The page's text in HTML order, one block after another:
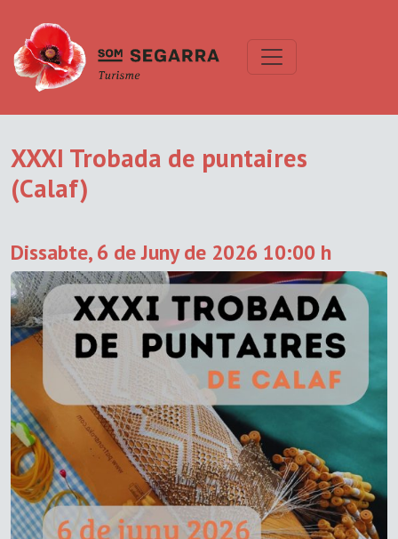
XXXI Trobada de puntaires
(Calaf)
Dissabte, 6 de Juny de 2026 10:00 h